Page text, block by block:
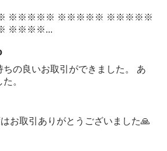
※※※※※ ※※※※※ ※※※※※
※※※※...
ちの良いお取引ができました。 あ
。
お取引ありがとうございました🙏